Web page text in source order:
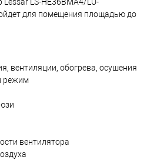
LS-HE36BMA4/LU-
для помещения площадью до
вентиляции, обогрева, осушения
режим
вентилятора